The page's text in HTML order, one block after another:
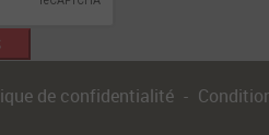
de confidentialité